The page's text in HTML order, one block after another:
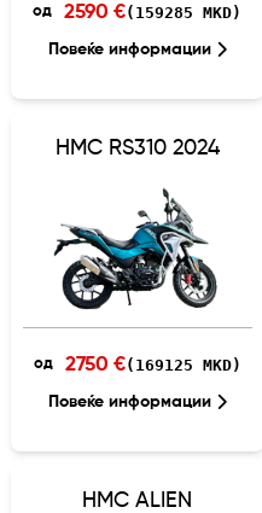
Повеќе информации
од 2590 €(159285 MKD)
HMC RS310 2024
Повеќе информации
од 2750 €(169125 MKD)
HMC ALIEN